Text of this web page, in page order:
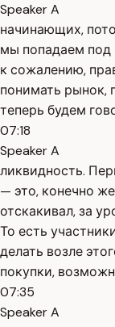
Speaker A
начинающих,
мы попадаем под
к сожалению,
понимать рынок,
теперь будем
07:18
Speaker A
ликвидность.
— это, конечно
отскакивал, за
То есть
делать возле
покупки,
07:35
Speaker A